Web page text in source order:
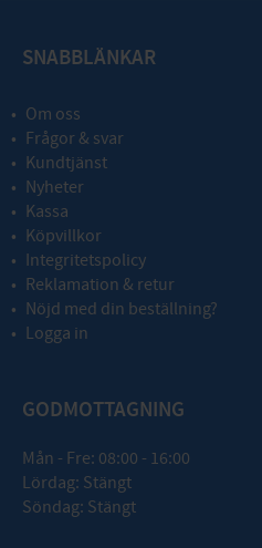
SNABBLÄNKAR
Om oss
Frågor & svar
Kundtjänst
Nyheter
Kassa
Köpvillkor
Integritetspolicy
Reklamation & retur
Nöjd med din beställning?
Logga in
GODMOTTAGNING
Mån - Fre: 08:00 - 16:00
Lördag: Stängt
Söndag: Stängt